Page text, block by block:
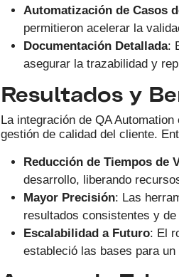
Automatización de Casos
permitieron acelerar la
Documentación Detallada:
asegurar la trazabilidad y
Resultados y
La integración de QA
gestión de calidad del cliente.
Reducción de Tiempos de
desarrollo, liberando
Mayor Precisión: Las
resultados consistentes y
Escalabilidad a Futuro: El
estableció las bases para